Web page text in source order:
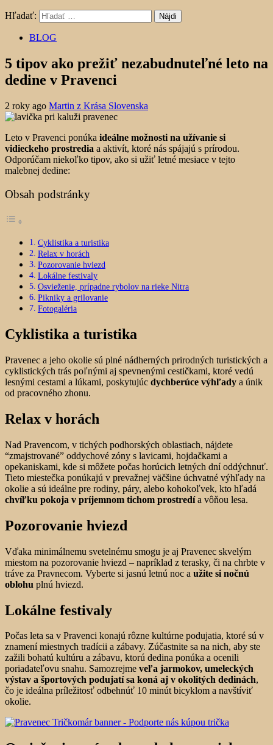
Hľadať:
BLOG
5 tipov ako prežiť nezabudnuteľné leto na
dedine v Pravenci
2 roky ago Martin z Krása Slovenska
Leto v Pravenci ponúka ideálne možnosti na užívanie si
vidieckeho prostredia a aktivít, ktoré nás spájajú s prírodou.
Odporúčam niekoľko tipov, ako si užiť letné mesiace v tejto
malebnej dedine:
Obsah podstránky
Cyklistika a turistika
Relax v horách
Pozorovanie hviezd
Lokálne festivaly
Osvieženie, prípadne rybolov na rieke Nitra
Pikniky a grilovanie
Fotogaléria
Cyklistika a turistika
Pravenec a jeho okolie sú plné nádherných prirodných turistických a
cyklistických trás poľnými aj spevnenými cestičkami, ktoré vedú
lesnými cestami a lúkami, poskytujúc dychberúce výhľady a únik
od pracovného zhonu.
Relax v horách
Nad Pravencom, v tichých podhorských oblastiach, nájdete
“zmajstrované” oddychové zóny s lavicami, hojdačkami a
opekaniskami, kde si môžete počas horúcich letných dní oddýchnuť.
Tieto miestečka ponúkajú v prevažnej väčšine úchvatné výhľady na
okolie a sú ideálne pre rodiny, páry, alebo kohokoľvek, kto hľadá
chvíľku pokoja v príjemnom tichom prostredía vôňou lesa.
Pozorovanie hviezd
Vďaka minimálnemu svetelnému smogu je aj Pravenec skvelým
miestom na pozorovanie hviezd – napríklad z terasky, či na chrbte v
tráve za Pravnecom. Vyberte si jasnú letnú noc a užite si nočnú
oblohu plnú hviezd.
Lokálne festivaly
Počas leta sa v Pravenci konajú rôzne kultúrne podujatia, ktoré sú v
znamení miestnych tradícii a zábavy. Zúčastnite sa na nich, aby ste
zažili bohatú kultúru a zábavu, ktorú dedina ponúka a ocenili
poriadateľovu snahu. Samozrejme veľa jarmokov, umeleckých
výstav a športových podujatí sa koná aj v okolitých dedinách,
čo je ideálna príležitosť odbehnúť 10 minút bicyklom a navštíviť
okolie.